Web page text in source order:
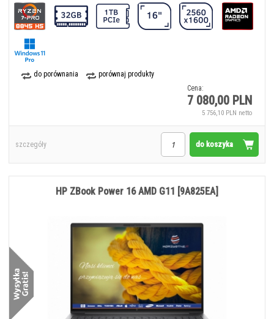
do porównania
porównaj produkty
Cena:
7 080,00 PLN
5 756,10 PLN netto
do koszyka
szczegóły
HP ZBook Power 16 AMD G11 [9A825EA]